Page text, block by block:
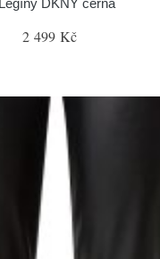
Legíny DKNY černá
2 499 Kč